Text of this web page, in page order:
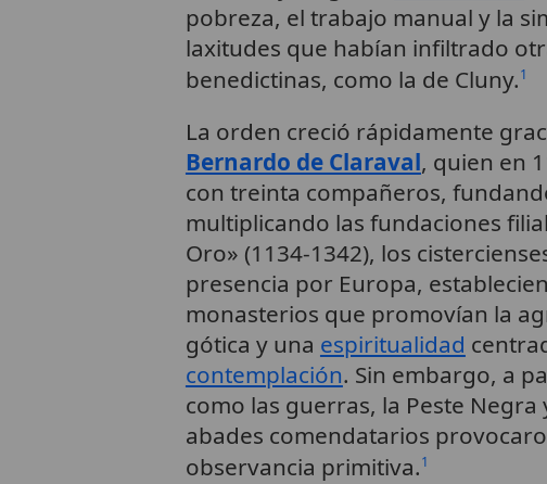
pobreza, el trabajo manual y la
laxitudes que habían infiltrado
benedictinas, como la de Cluny.1
La orden creció rápidamente
Bernardo de Claraval, quien en
con treinta compañeros,
multiplicando las fundaciones
Oro» (1134-1342), los
presencia por Europa,
monasterios que promovían la
gótica y una espiritualidad
contemplación. Sin embargo, a
como las guerras, la Peste
abades comendatarios
observancia primitiva.1